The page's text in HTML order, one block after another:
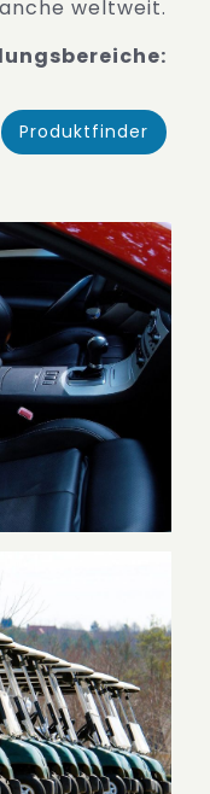
weltweit.
Produktfinder